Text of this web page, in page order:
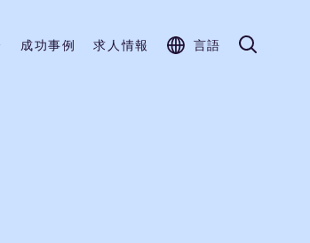
成功事例 求人情報 言語